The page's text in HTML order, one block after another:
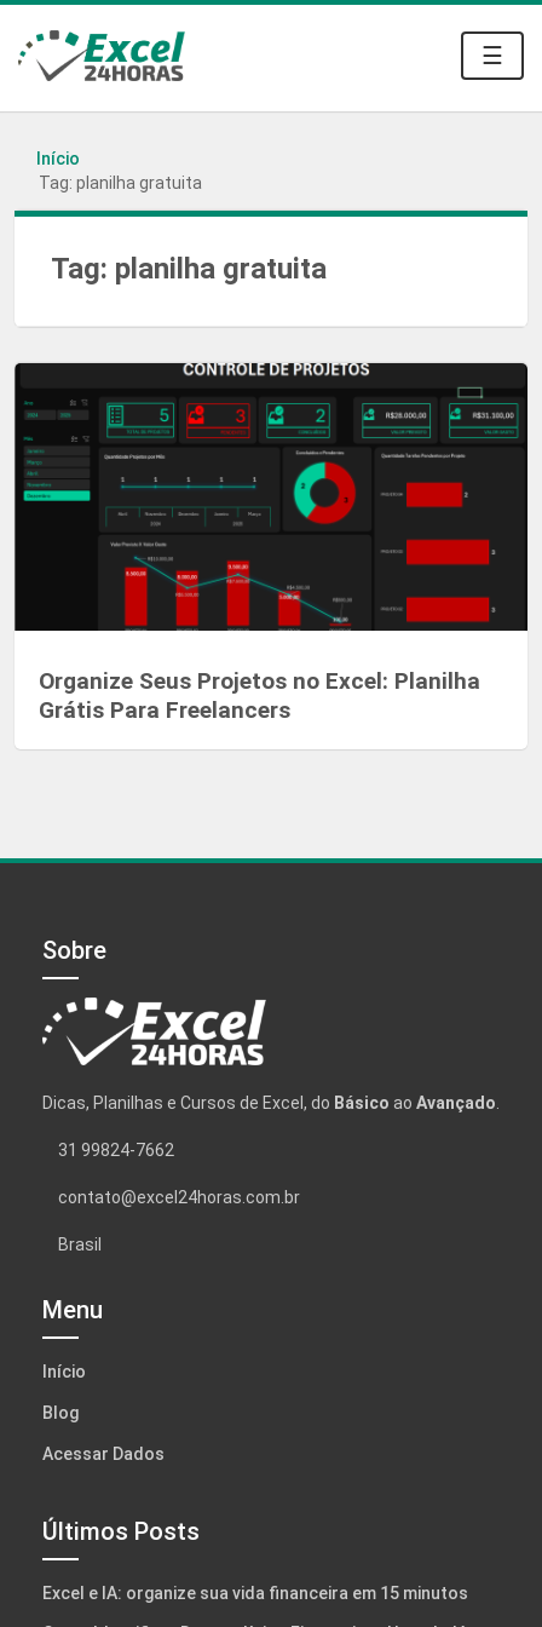
☰
Início
Tag: planilha gratuita
Tag: planilha gratuita
Organize Seus Projetos no Excel: Planilha
Grátis Para Freelancers
Sobre
Dicas, Planilhas e Cursos de Excel, do Básico ao Avançado.
31 99824-7662
contato@excel24horas.com.br
Brasil
Menu
Início
Blog
Acessar Dados
Últimos Posts
Excel e IA: organize sua vida financeira em 15 minutos